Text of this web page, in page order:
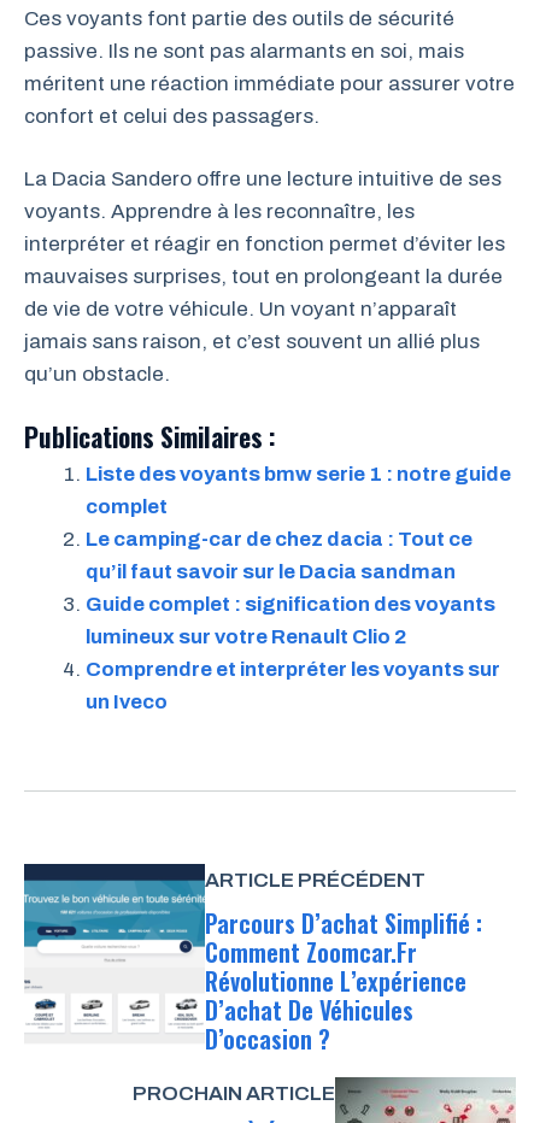
Ces voyants font partie des outils de sécurité
passive. Ils ne sont pas alarmants en soi, mais
méritent une réaction immédiate pour assurer votre
confort et celui des passagers.
La Dacia Sandero offre une lecture intuitive de ses
voyants. Apprendre à les reconnaître, les
interpréter et réagir en fonction permet d’éviter les
mauvaises surprises, tout en prolongeant la durée
de vie de votre véhicule. Un voyant n’apparaît
jamais sans raison, et c’est souvent un allié plus
qu’un obstacle.
Publications Similaires :
Liste des voyants bmw serie 1 : notre guide
complet
Le camping-car de chez dacia : Tout ce
qu’il faut savoir sur le Dacia sandman
Guide complet : signification des voyants
lumineux sur votre Renault Clio 2
Comprendre et interpréter les voyants sur
un Iveco
ARTICLE PRÉCÉDENT
Parcours D’achat Simplifié :
Comment Zoomcar.fr
Révolutionne L’expérience
D’achat De Véhicules
D’occasion ?
PROCHAIN ARTICLE